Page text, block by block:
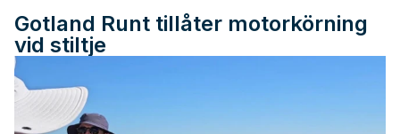
Gotland Runt tillåter motorkörning
vid stiltje